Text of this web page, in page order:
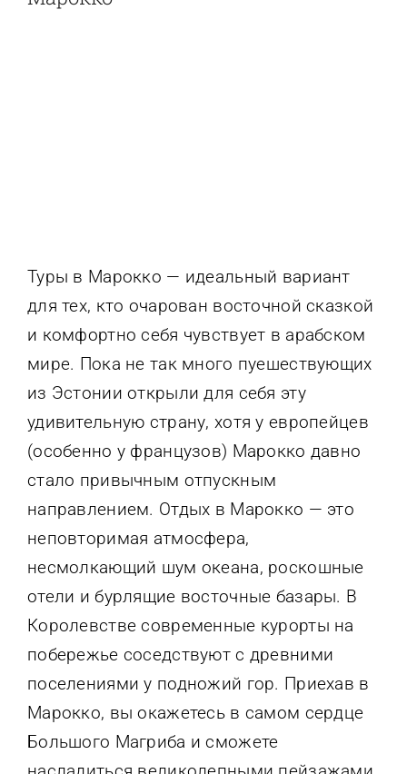
Туры в Марокко — идеальный вариант
для тех, кто очарован восточной сказкой
и комфортно себя чувствует в арабском
мире. Пока не так много пуешествующих
из Эстонии открыли для себя эту
удивительную страну, хотя у европейцев
(особенно у французов) Марокко давно
стало привычным отпускным
направлением. Отдых в Марокко — это
неповторимая атмосфера,
несмолкающий шум океана, роскошные
отели и бурлящие восточные базары. В
Королевстве современные курорты на
побережье соседствуют с древними
поселениями у подножий гор. Приехав в
Марокко, вы окажетесь в самом сердце
Большого Магриба и сможете